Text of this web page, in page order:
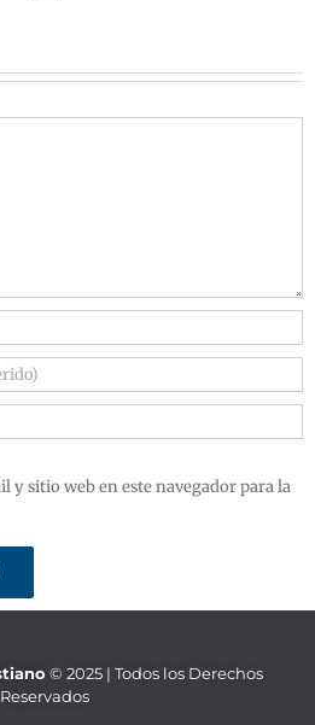
y sitio web en este navegador para la
© 2025 | Todos los Derechos
Reservados